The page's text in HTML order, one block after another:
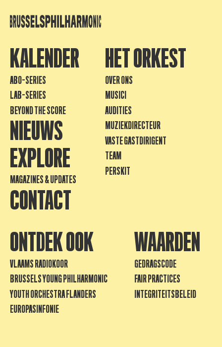
KALENDER
ABO-SERIES
LAB-SERIES
BEYOND THE SCORE
NIEUWS
EXPLORE
MAGAZINES & UPDATES
CONTACT
HET ORKEST
OVER ONS
MUSICI
AUDITIES
MUZIEKDIRECTEUR
VASTE GASTDIRIGENT
TEAM
PERSKIT
ONTDEK OOK
VLAAMS RADIOKOOR
BRUSSELS YOUNG PHILHARMONIC
YOUTH ORCHESTRA FLANDERS
EUROPASINFONIE
WAARDEN
GEDRAGSCODE
FAIR PRACTICES
INTEGRITEITSBELEID